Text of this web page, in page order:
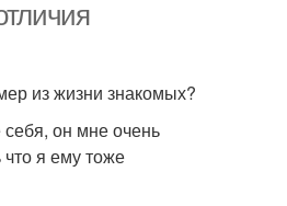
из жизни знакомых?
он мне очень
я ему тоже